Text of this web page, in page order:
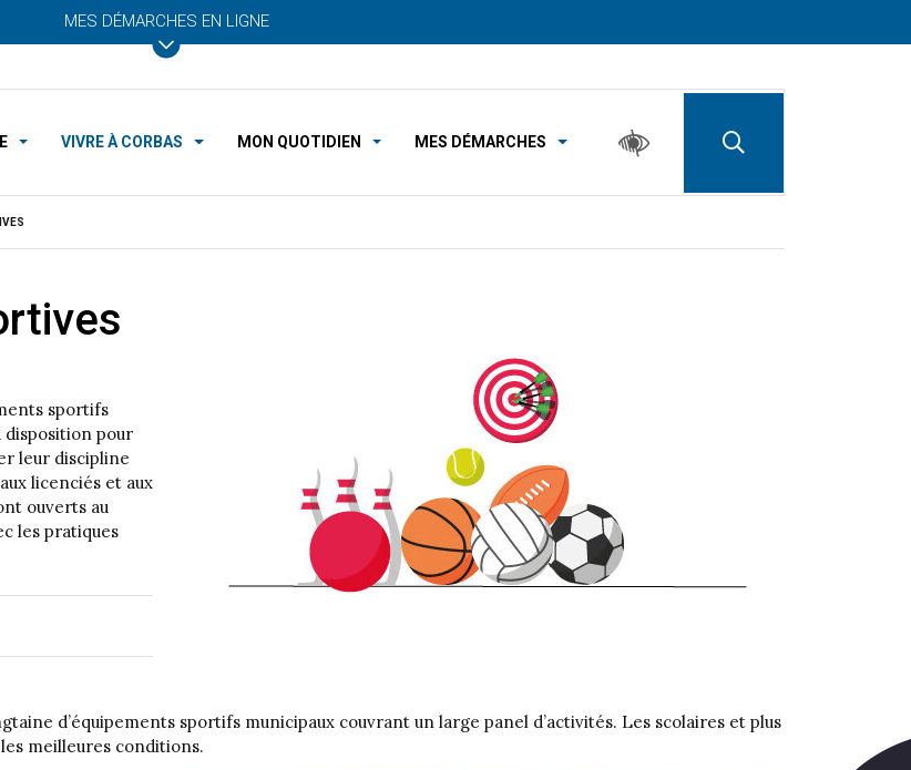
MES DÉMARCHES EN LIGNE
VIVRE À CORBAS MON QUOTIDIEN MES DÉMARCHES
sportifs
disposition pour
leur discipline
licenciés et aux
ouverts au
les pratiques
d’équipements sportifs municipaux couvrant un large panel d’activités. Les scolaires et plus
meilleures conditions.